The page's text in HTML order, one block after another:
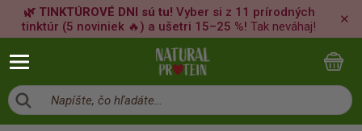
🌿 TINKTÚROVÉ DNI sú tu! Vyber si z 11 prírodných
tinktúr (5 noviniek 🔥) a ušetri 15–25 %! Tak neváhaj!
✕
Napíšte, čo hľadáte…